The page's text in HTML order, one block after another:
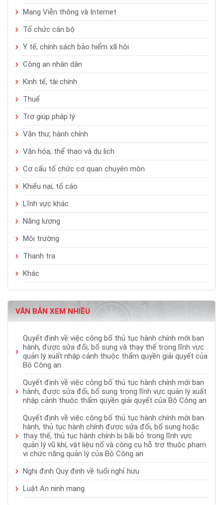
Mạng Viễn thông và Internet
Tổ chức cán bộ
Y tế, chính sách bảo hiểm xã hội
Công an nhân dân
Kinh tế, tài chính
Thuế
Trợ giúp pháp lý
Văn thư, hành chính
Văn hóa, thể thao và du lịch
Cơ cấu tổ chức cơ quan chuyên môn
Khiếu nại, tố cáo
Lĩnh vực khác
Năng lượng
Môi trường
Thanh tra
Khác
VĂN BẢN XEM NHIỀU
Quyết định về việc công bố thủ tục hành chính mới ban
hành, được sửa đổi, bổ sung và thay thế trong lĩnh vực
quản lý xuất nhập cảnh thuộc thẩm quyền giải quyết của
Bộ Công an
Quyết định về việc công bố thủ tục hành chính mới ban
hành, được sửa đổi, bổ sung trong lĩnh vực quản lý xuất
nhập cảnh thuộc thẩm quyền giải quyết của Bộ Công an
Quyết định về việc công bố thủ tục hành chính mới ban
hành, thủ tục hành chính được sửa đổi, bổ sung hoặc
thay thế, thủ tục hành chính bị bãi bỏ trong lĩnh vực
quản lý vũ khí, vật liệu nổ và công cụ hỗ trợ thuộc phạm
vi chức năng quản lý của Bộ Công an
Nghị định Quy định về tuổi nghỉ hưu
Luật An ninh mạng